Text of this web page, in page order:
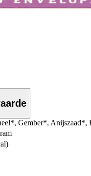
Gember*,